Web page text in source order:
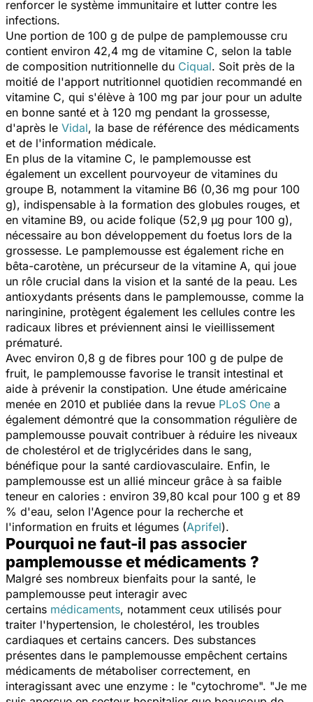
renforcer le système immunitaire et lutter contre les
infections.
Une portion de 100 g de pulpe de pamplemousse cru
contient environ 42,4 mg de vitamine C, selon la table
de composition nutritionnelle du Ciqual. Soit près de la
moitié de l'apport nutritionnel quotidien recommandé en
vitamine C, qui s'élève à 100 mg par jour pour un adulte
en bonne santé et à 120 mg pendant la grossesse,
d'après le Vidal, la base de référence des médicaments
et de l'information médicale.
En plus de la vitamine C, le pamplemousse est
également un excellent pourvoyeur de vitamines du
groupe B, notamment la vitamine B6 (0,36 mg pour 100
g), indispensable à la formation des globules rouges, et
en vitamine B9, ou acide folique (52,9 µg pour 100 g),
nécessaire au bon développement du foetus lors de la
grossesse. Le pamplemousse est également riche en
bêta-carotène, un précurseur de la vitamine A, qui joue
un rôle crucial dans la vision et la santé de la peau. Les
antioxydants présents dans le pamplemousse, comme la
naringinine, protègent également les cellules contre les
radicaux libres et préviennent ainsi le vieillissement
prématuré.
Avec environ 0,8 g de fibres pour 100 g de pulpe de
fruit, le pamplemousse favorise le transit intestinal et
aide à prévenir la constipation. Une étude américaine
menée en 2010 et publiée dans la revue PLoS One a
également démontré que la consommation régulière de
pamplemousse pouvait contribuer à réduire les niveaux
de cholestérol et de triglycérides dans le sang,
bénéfique pour la santé cardiovasculaire. Enfin, le
pamplemousse est un allié minceur grâce à sa faible
teneur en calories : environ 39,80 kcal pour 100 g et 89
% d'eau, selon l'Agence pour la recherche et
l'information en fruits et légumes (Aprifel).
Pourquoi ne faut-il pas associer
pamplemousse et médicaments ?
Malgré ses nombreux bienfaits pour la santé, le
pamplemousse peut interagir avec
certains médicaments, notamment ceux utilisés pour
traiter l'hypertension, le cholestérol, les troubles
cardiaques et certains cancers. Des substances
présentes dans le pamplemousse empêchent certains
médicaments de métaboliser correctement, en
interagissant avec une enzyme : le "cytochrome". "Je me